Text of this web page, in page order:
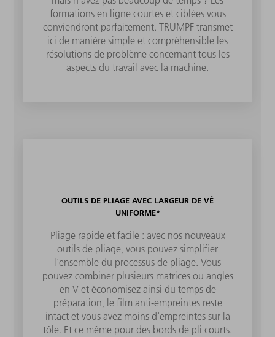
formations en ligne courtes et ciblées vous
conviendront parfaitement. TRUMPF transmet
ici de manière simple et compréhensible les
résolutions de problème concernant tous les
aspects du travail avec la machine.
OUTILS DE PLIAGE AVEC LARGEUR DE VÉ
UNIFORME*
Pliage rapide et facile : avec nos nouveaux
outils de pliage, vous pouvez simplifier
l'ensemble du processus de pliage. Vous
pouvez combiner plusieurs matrices ou angles
en V et économisez ainsi du temps de
préparation, le film anti-empreintes reste
intact et vous avez moins d'empreintes sur la
tôle. Et ce même pour des bords de pli courts.